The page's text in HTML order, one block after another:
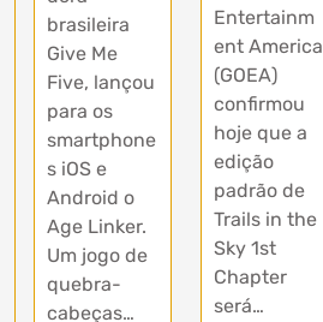
brasileira
Give Me
Five, lançou
para os
smartphone
s iOS e
Android o
Age Linker.
Um jogo de
quebra-
cabeças…
Entertainm
ent America
(GOEA)
confirmou
hoje que a
edição
padrão de
Trails in the
Sky 1st
Chapter
será…